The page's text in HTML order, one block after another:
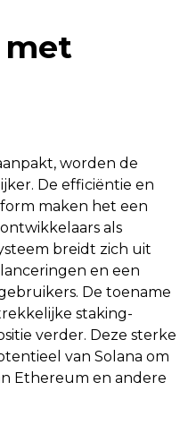
worden de
De efficiëntie en
maken het een
als
breidt zich uit
en een
De toename
staking-
verder. Deze sterke
van Solana om
Ethereum en andere